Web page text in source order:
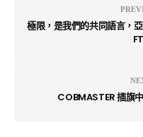
極限，是我們的共同語言，
COBMASTER 插旗